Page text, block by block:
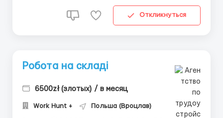
Откликнуться
Робота на складі
6500zł (злотых) / в месяц
Work Hunt + Польша (Вроцлав)